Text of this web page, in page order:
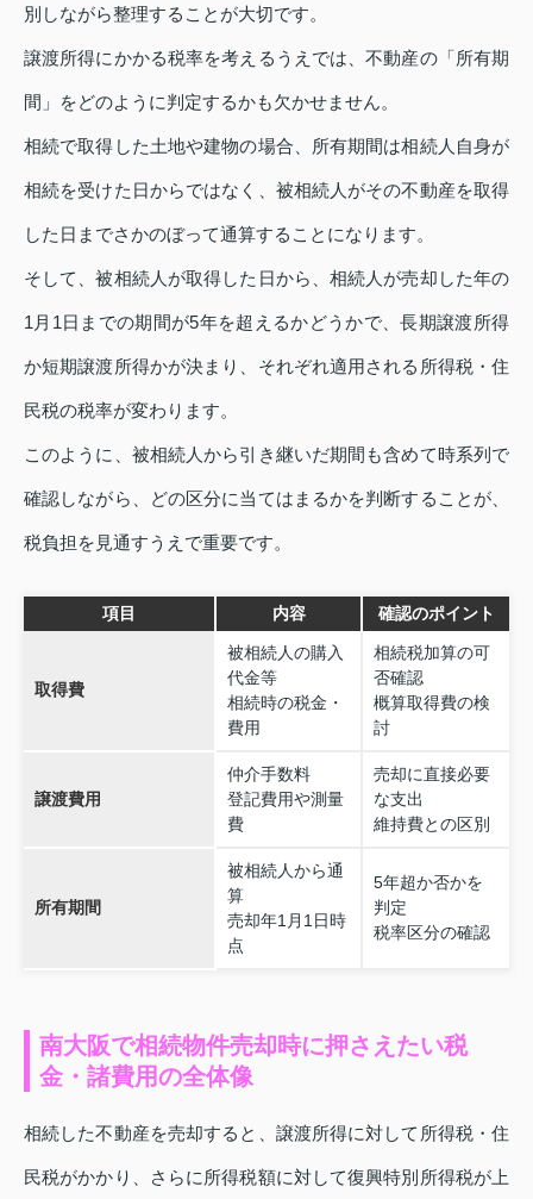
別しながら整理することが大切です。
譲渡所得にかかる税率を考えるうえでは、不動産の「所有期
間」をどのように判定するかも欠かせません。
相続で取得した土地や建物の場合、所有期間は相続人自身が
相続を受けた日からではなく、被相続人がその不動産を取得
した日までさかのぼって通算することになります。
そして、被相続人が取得した日から、相続人が売却した年の
1月1日までの期間が5年を超えるかどうかで、長期譲渡所得
か短期譲渡所得かが決まり、それぞれ適用される所得税・住
民税の税率が変わります。
このように、被相続人から引き継いだ期間も含めて時系列で
確認しながら、どの区分に当てはまるかを判断することが、
税負担を見通すうえで重要です。
項目 内容 確認のポイント
取得費
被相続人の購入
代金等
相続時の税金・
費用
相続税加算の可
否確認
概算取得費の検
討
譲渡費用
仲介手数料
登記費用や測量
費
売却に直接必要
な支出
維持費との区別
所有期間
被相続人から通
算
売却年1月1日時
点
5年超か否かを
判定
税率区分の確認
南大阪で相続物件売却時に押さえたい税
金・諸費用の全体像
相続した不動産を売却すると、譲渡所得に対して所得税・住
民税がかかり、さらに所得税額に対して復興特別所得税が上